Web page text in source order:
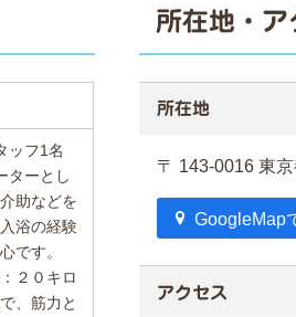
ッフ1名
ターとし
助などを
浴の経験
です。
２０キロ
、筋力と
所在地・ア
所在地
〒 143-0016 東
GoogleMap
アクセス